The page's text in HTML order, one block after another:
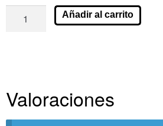
Añadir al carrito
Valoraciones